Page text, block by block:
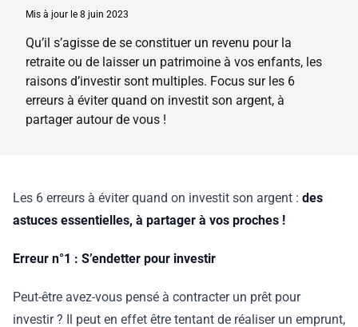
Mis à jour le 8 juin 2023
Qu’il s’agisse de se constituer un revenu pour la
retraite ou de laisser un patrimoine à vos enfants, les
raisons d’investir sont multiples. Focus sur les 6
erreurs à éviter quand on investit son argent, à
partager autour de vous !
Les 6 erreurs à éviter quand on investit son argent : des
astuces essentielles, à partager à vos proches !
Erreur n°1 : S’endetter pour investir
Peut-être avez-vous pensé à contracter un prêt pour
investir ? Il peut en effet être tentant de réaliser un emprunt,